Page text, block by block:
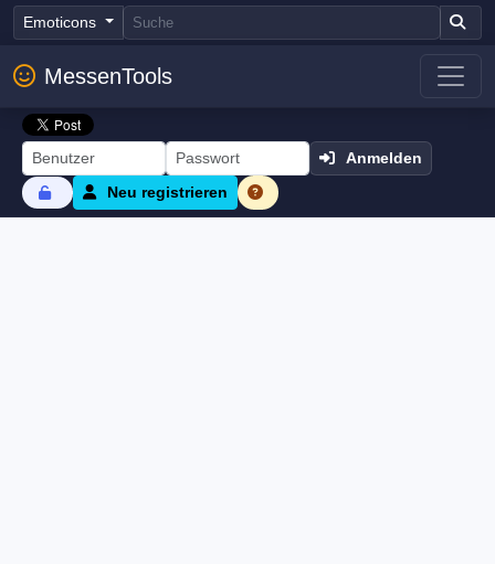
Emoticons
MessenTools
Anmelden
Neu registrieren